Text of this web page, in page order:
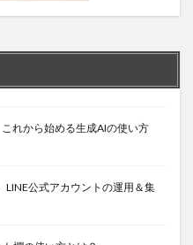
れから始める生成AIの使い方
公式アカウントの運用＆集